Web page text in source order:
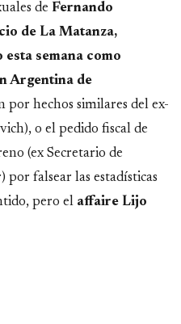
de Fernando
de La Matanza,
semana como
Argentina de
por hechos similares del ex-
o el pedido fiscal de
(ex Secretario de
falsear las estadísticas
pero el affaire Lijo